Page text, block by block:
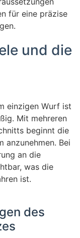
für eine präzise
und die
einzigen Wurf ist
Mit mehreren
beginnt die
anzunehmen. Bei
an die
was die
ist.
des